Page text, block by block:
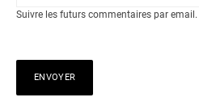
Suivre les futurs commentaires par email.